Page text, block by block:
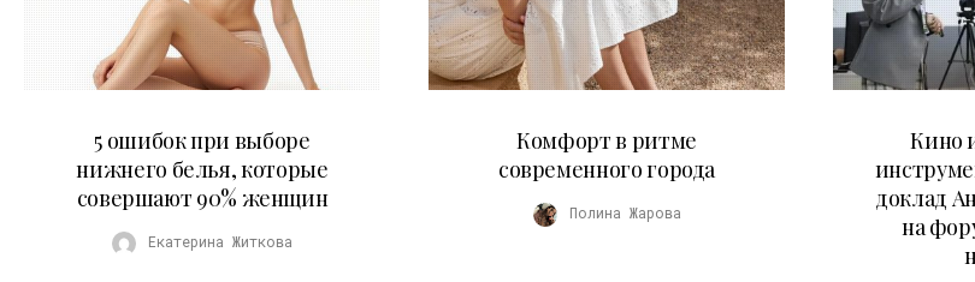
5 ошибок при выборе
нижнего белья, которые
совершают 90% женщин
Екатерина Житкова
Комфорт в ритме
современного города
Полина Жарова
Кино
доклад
на